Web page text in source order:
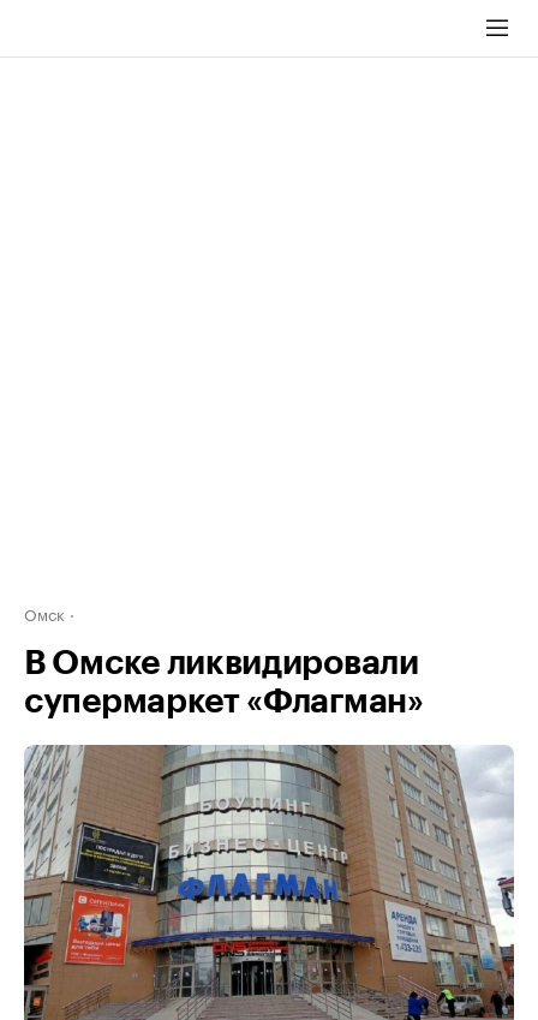
Омск
В Омске ликвидировали
супермаркет «Флагман»